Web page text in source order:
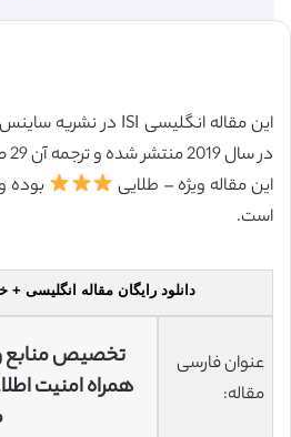
این مقاله ویژه – طلایی
بوده
است.
دانلود رایگان مقاله انگلیسی
عنوان فارسی
مقاله:
تخصیص منابع
همراه امنیت